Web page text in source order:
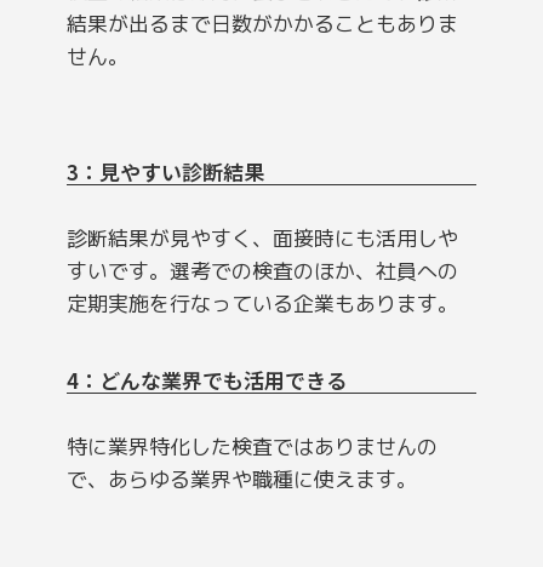
結果が出るまで日数がかかることもありま
せん。
3：見やすい診断結果
診断結果が見やすく、面接時にも活用しや
すいです。選考での検査のほか、社員への
定期実施を行なっている企業もあります。
4：どんな業界でも活用できる
特に業界特化した検査ではありませんの
で、あらゆる業界や職種に使えます。